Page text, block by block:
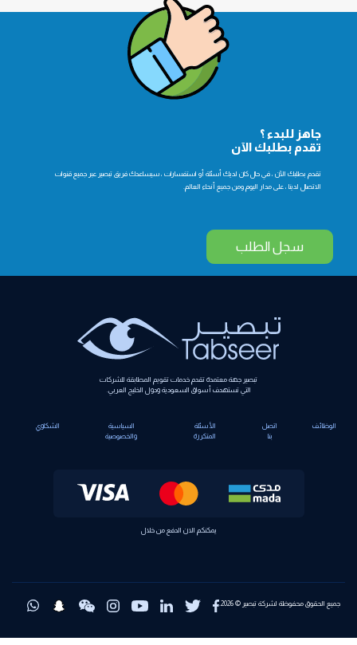
جاهز للبدء ؟
تقدم بطلبك الآن
تقدم بطلبك الآن ، في حال كان لديك أسئلة أو استفسارات ، سيساعدك فريق تبصير عبر جميع قنوات
الاتصال لدينا ، على مدار اليوم ومن جميع أنحاء العالم.
سجل الطلب
تبصير جهة معتمدة تقدم خدمات تقويم المطابقة للشركات
التي تستهدف أسواق السعودية ودول الخليج العربي.
الوظائف
اتصل
الأسئلة
المتكررة
السياسية
والخصوصية
الشكاوي
يمكنكم الان الدفع من خلال
جميع الحقوق محفوظة لشركة تبصير © 2026.